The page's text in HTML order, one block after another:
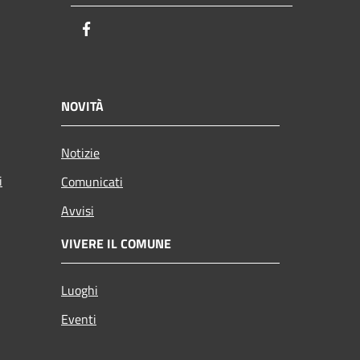
NOVITÀ
Notizie
Comunicati
Avvisi
VIVERE IL COMUNE
Luoghi
Eventi